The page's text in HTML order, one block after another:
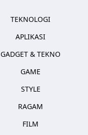
TEKNOLOGI
APLIKASI
GADGET & TEKNO
GAME
STYLE
RAGAM
FILM